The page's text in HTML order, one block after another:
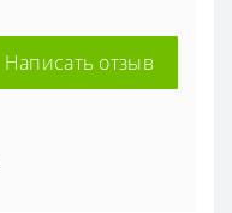
Написать отзыв